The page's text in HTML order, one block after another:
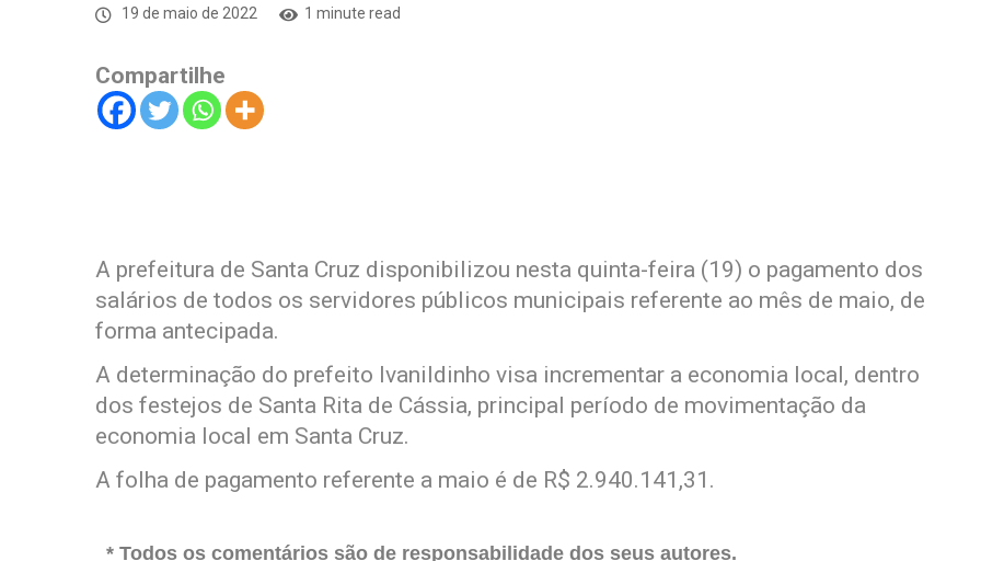
19 de maio de 2022 1 minute read
Compartilhe
A prefeitura de Santa Cruz disponibilizou nesta quinta-feira (19) o pagamento dos
salários de todos os servidores públicos municipais referente ao mês de maio, de
forma antecipada.
A determinação do prefeito Ivanildinho visa incrementar a economia local, dentro
dos festejos de Santa Rita de Cássia, principal período de movimentação da
economia local em Santa Cruz.
A folha de pagamento referente a maio é de R$ 2.940.141,31.
* Todos os comentários são de responsabilidade dos seus autores.